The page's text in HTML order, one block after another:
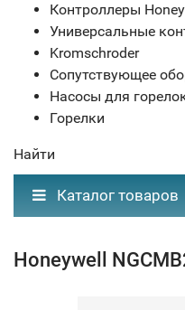
Контроллеры
Универсальные
Kromschroder
Сопутствующее
Насосы для
Горелки
Найти
Каталог товаров
Honeywell